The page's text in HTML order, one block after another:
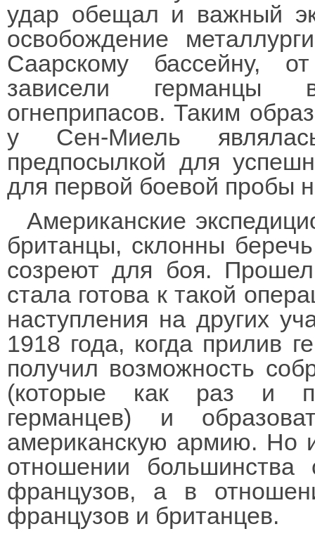
удар обещал и важный
освобождение
Саарскому бассейну,
зависели германцы
огнеприпасов. Таким
у Сен-Миель
предпосылкой для
для первой боевой пробы
Американские
британцы, склонны
созреют для боя.
стала готова к такой
наступления на других
1918 года, когда прилив
получил возможность
(которые как раз и
германцев) и
американскую армию. Но
отношении большинства
французов, а в
французов и британцев.